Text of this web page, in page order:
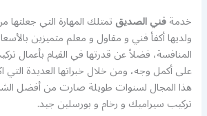
خدمةفني الصديقتمتلك المهارة التي
ولديها أكفأ فني و مقاول و معلم متميزين
المنافسة، فضلاً عن قدرتها في القيام بأعمال
على أكمل وجه، ومن خلال خبراتها العديدة
هذا المجال لسنوات طويلة صارت من أفضل
تركيب سيراميك و رخام و بورسلين جيد.